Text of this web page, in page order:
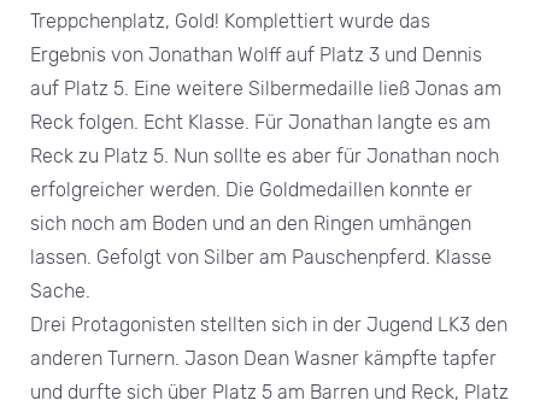
Treppchenplatz, Gold! Komplettiert wurde das
Ergebnis von Jonathan Wolff auf Platz 3 und Dennis
auf Platz 5. Eine weitere Silbermedaille ließ Jonas am
Reck folgen. Echt Klasse. Für Jonathan langte es am
Reck zu Platz 5. Nun sollte es aber für Jonathan noch
erfolgreicher werden. Die Goldmedaillen konnte er
sich noch am Boden und an den Ringen umhängen
lassen. Gefolgt von Silber am Pauschenpferd. Klasse
Sache.
Drei Protagonisten stellten sich in der Jugend LK3 den
anderen Turnern. Jason Dean Wasner kämpfte tapfer
und durfte sich über Platz 5 am Barren und Reck, Platz